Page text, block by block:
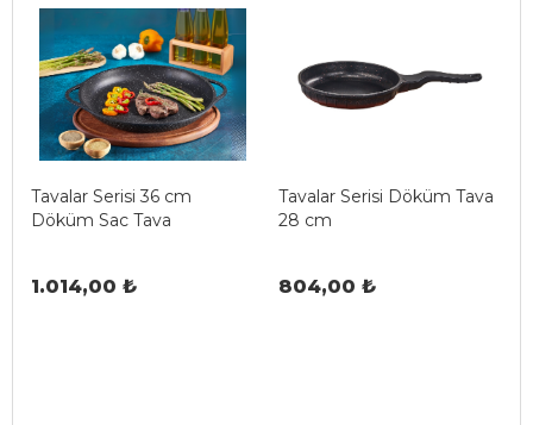
Tavalar Serisi 36 cm
Döküm Sac Tava
1.014,00 ₺
Tavalar Serisi Döküm Tava
28 cm
804,00 ₺